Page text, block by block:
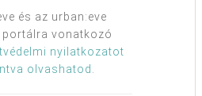
és az urban:eve
vonatkozó
nyilatkozatot
olvashatod